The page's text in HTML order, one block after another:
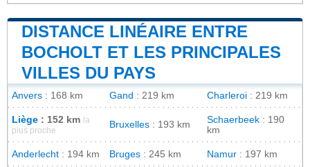
DISTANCE LINÉAIRE ENTRE
BOCHOLT ET LES PRINCIPALES
VILLES DU PAYS
Anvers : 168 km Gand : 219 km Charleroi : 219 km
Liège : 152 km
la
plus proche
Bruxelles : 193 km Schaerbeek : 190
km
Anderlecht : 194 km Bruges : 245 km Namur : 197 km